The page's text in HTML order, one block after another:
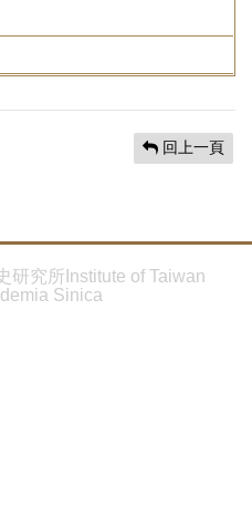
回上一頁
研究所Institute of Taiwan
Sinica